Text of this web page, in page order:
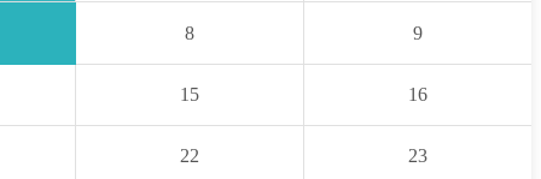
8 9
15 16
22 23